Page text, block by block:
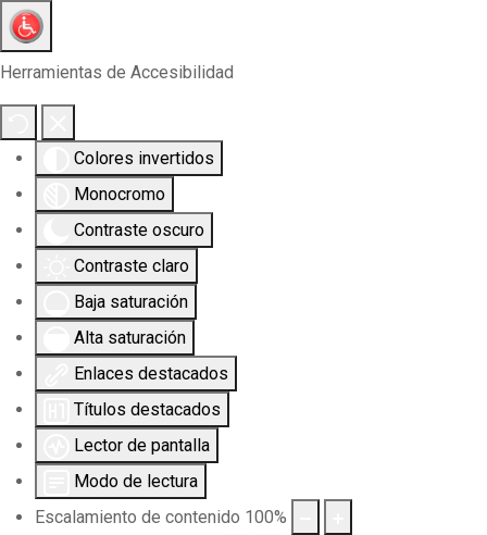
Herramientas de Accesibilidad
Colores invertidos
Monocromo
Contraste oscuro
Contraste claro
Baja saturación
Alta saturación
Enlaces destacados
Títulos destacados
Lector de pantalla
Modo de lectura
Escalamiento de contenido 100%